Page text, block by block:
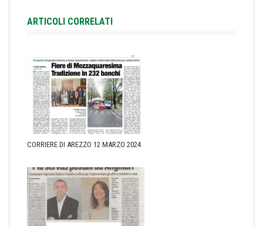
ARTICOLI CORRELATI
CORRIERE DI AREZZO 12 MARZO 2024